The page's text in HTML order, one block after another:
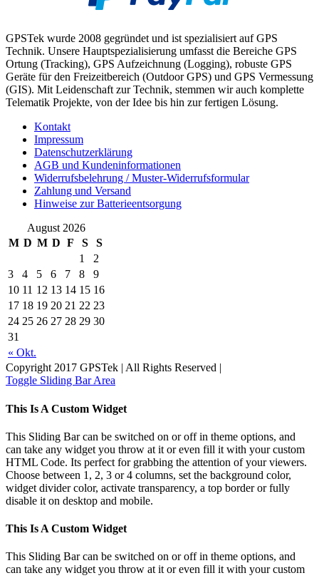
GPSTek wurde 2008 gegründet und ist spezialisiert auf GPS
Technik. Unsere Hauptspezialisierung umfasst die Bereiche GPS
Ortung (Tracking), GPS Aufzeichnung (Logging), robuste GPS
Geräte für den Freizeitbereich (Outdoor GPS) und GPS Vermessung
(GIS). Mit Leidenschaft zur Technik, stemmen wir auch komplette
Telematik Projekte, von der Idee bis hin zur fertigen Lösung.
Kontakt
Impressum
Datenschutzerklärung
AGB und Kundeninformationen
Widerrufsbelehrung / Muster-Widerrufsformular
Zahlung und Versand
Hinweise zur Batterieentsorgung
August 2026
M D M D F S S
« Okt.
1
2
3
4 5 6 7 8
9
10 11 12 13 14 15 16
17 18 19 20 21 22 23
24 25 26 27 28 29 30
31
Copyright 2017 GPSTek | All Rights Reserved |
Toggle Sliding Bar Area
This Is A Custom Widget
This Sliding Bar can be switched on or off in theme options, and
can take any widget you throw at it or even fill it with your custom
HTML Code. Its perfect for grabbing the attention of your viewers.
Choose between 1, 2, 3 or 4 columns, set the background color,
widget divider color, activate transparency, a top border or fully
disable it on desktop and mobile.
This Is A Custom Widget
This Sliding Bar can be switched on or off in theme options, and
can take any widget you throw at it or even fill it with your custom